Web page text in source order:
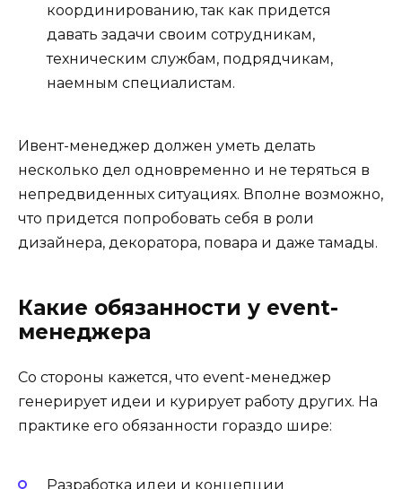
координированию, так как придется
давать задачи своим сотрудникам,
техническим службам, подрядчикам,
наемным специалистам.
Ивент-менеджер должен уметь делать
несколько дел одновременно и не теряться в
непредвиденных ситуациях. Вполне возможно,
что придется попробовать себя в роли
дизайнера, декоратора, повара и даже тамады.
Какие обязанности у event-
менеджера
Со стороны кажется, что event-менеджер
генерирует идеи и курирует работу других. На
практике его обязанности гораздо шире:
Разработка идеи и концепции